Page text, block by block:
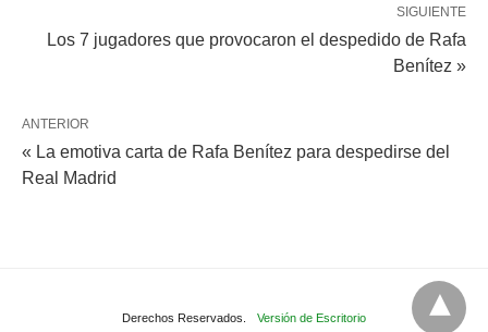
SIGUIENTE
Los 7 jugadores que provocaron el despedido de Rafa
Benítez »
ANTERIOR
« La emotiva carta de Rafa Benítez para despedirse del
Real Madrid
Derechos Reservados. Versión de Escritorio